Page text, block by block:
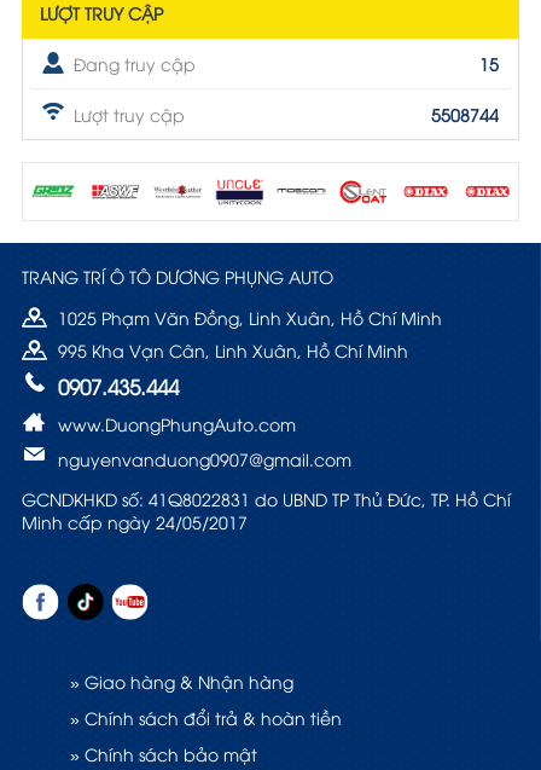
LƯỢT TRUY CẬP
Đang truy cập 15
Lượt truy cập 5508744
TRANG TRÍ Ô TÔ DƯƠNG PHỤNG AUTO
1025 Phạm Văn Đồng, Linh Xuân, Hồ Chí Minh
995 Kha Vạn Cân, Linh Xuân, Hồ Chí Minh
0907.435.444
www.DuongPhungAuto.com
nguyenvanduong0907@gmail.com
GCNDKHKD số: 41Q8022831 do UBND TP Thủ Đức, TP. Hồ Chí
Minh cấp ngày 24/05/2017
» Giao hàng & Nhận hàng
» Chính sách đổi trả & hoàn tiền
» Chính sách bảo mật